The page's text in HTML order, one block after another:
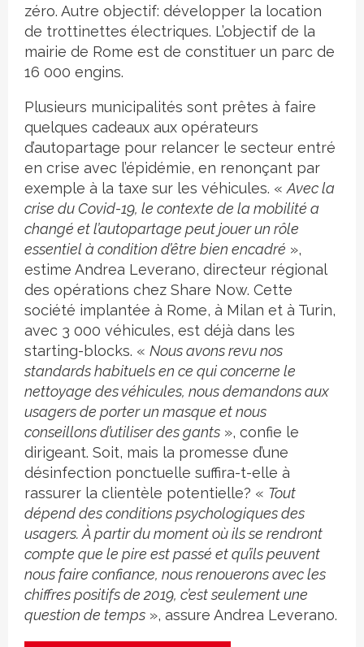
zéro. Autre objectif: développer la location
de trottinettes électriques. L’objectif de la
mairie de Rome est de constituer un parc de
16 000 engins.
Plusieurs municipalités sont prêtes à faire
quelques cadeaux aux opérateurs
d’autopartage pour relancer le secteur entré
en crise avec l’épidémie, en renonçant par
exemple à la taxe sur les véhicules. « Avec la
crise du Covid-19, le contexte de la mobilité a
changé et l’autopartage peut jouer un rôle
essentiel à condition d’être bien encadré »,
estime Andrea Leverano, directeur régional
des opérations chez Share Now. Cette
société implantée à Rome, à Milan et à Turin,
avec 3 000 véhicules, est déjà dans les
starting-blocks. « Nous avons revu nos
standards habituels en ce qui concerne le
nettoyage des véhicules, nous demandons aux
usagers de porter un masque et nous
conseillons d’utiliser des gants », confie le
dirigeant. Soit, mais la promesse d’une
désinfection ponctuelle suffira-t-elle à
rassurer la clientèle potentielle? « Tout
dépend des conditions psychologiques des
usagers. À partir du moment où ils se rendront
compte que le pire est passé et qu’ils peuvent
nous faire confiance, nous renouerons avec les
chiffres positifs de 2019, c’est seulement une
question de temps », assure Andrea Leverano.